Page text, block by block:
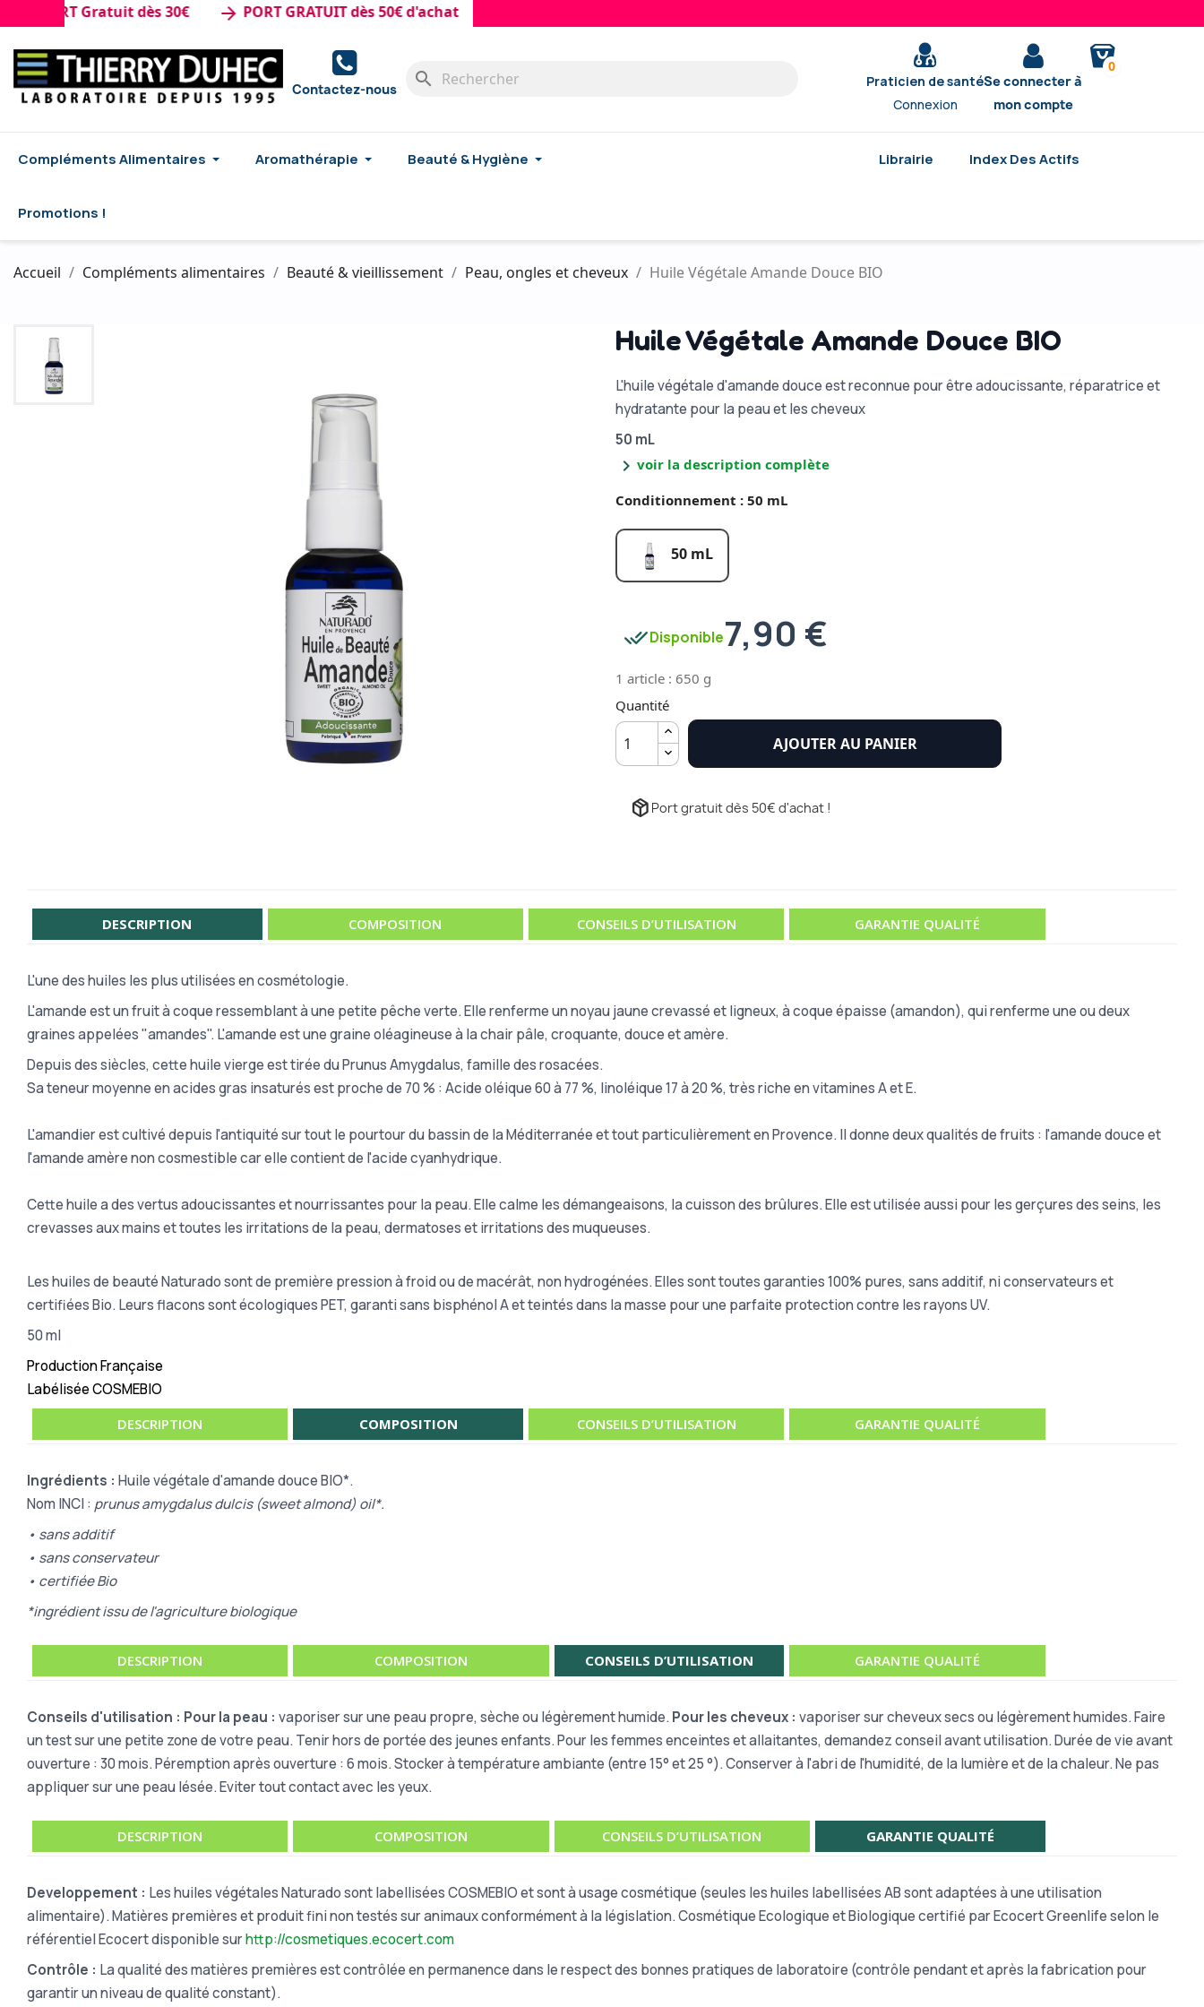
Gratuit dès 30€ arrow_forward PORT GRATUIT dès 50€ d'achat
Contactez-nous search
Praticien de santé
Connexion
Se connecter à
mon compte
0
Compléments Alimentaires Aromathérapie Beauté & Hygiène Librairie Index Des Actifs
Promotions !
Accueil Compléments alimentaires Beauté & vieillissement Peau, ongles et cheveux Huile Végétale Amande Douce BIO
Huile Végétale Amande Douce BIO
L'huile végétale d'amande douce est reconnue pour être adoucissante, réparatrice et
hydratante pour la peau et les cheveux
50 mL
chevron_right voir la description complète
Conditionnement : 50 mL
50 mL
done_allDisponible7,90 €
1 article : 650 g
Quantité
AJOUTER AU PANIER
package_2 Port gratuit dès 50€ d'achat !
DESCRIPTION COMPOSITION CONSEILS D’UTILISATION GARANTIE QUALITÉ
L'une des huiles les plus utilisées en cosmétologie.
L'amande est un fruit à coque ressemblant à une petite pêche verte. Elle renferme un noyau jaune crevassé et ligneux, à coque épaisse (amandon), qui renferme une ou deux
graines appelées "amandes". L'amande est une graine oléagineuse à la chair pâle, croquante, douce et amère.
Depuis des siècles, cette huile vierge est tirée du Prunus Amygdalus, famille des rosacées.
Sa teneur moyenne en acides gras insaturés est proche de 70 % : Acide oléique 60 à 77 %, linoléique 17 à 20 %, très riche en vitamines A et E.
L'amandier est cultivé depuis l'antiquité sur tout le pourtour du bassin de la Méditerranée et tout particulièrement en Provence. Il donne deux qualités de fruits : l'amande douce et
l'amande amère non cosmestible car elle contient de l'acide cyanhydrique.
Cette huile a des vertus adoucissantes et nourrissantes pour la peau. Elle calme les démangeaisons, la cuisson des brûlures. Elle est utilisée aussi pour les gerçures des seins, les
crevasses aux mains et toutes les irritations de la peau, dermatoses et irritations des muqueuses.
Les huiles de beauté Naturado sont de première pression à froid ou de macérât, non hydrogénées. Elles sont toutes garanties 100% pures, sans additif, ni conservateurs et
certifiées Bio. Leurs flacons sont écologiques PET, garanti sans bisphénol A et teintés dans la masse pour une parfaite protection contre les rayons UV.
50 ml
Production Française
Labélisée COSMEBIO
DESCRIPTION COMPOSITION CONSEILS D’UTILISATION GARANTIE QUALITÉ
Ingrédients : Huile végétale d'amande douce BIO*.
Nom INCI : prunus amygdalus dulcis (sweet almond) oil*.
• sans additif
• sansconservateur
• certifiée Bio
*ingrédient issu de l'agriculture biologique
DESCRIPTION COMPOSITION CONSEILS D’UTILISATION GARANTIE QUALITÉ
Conseils d'utilisation : Pour la peau : vaporiser sur une peau propre, sèche ou légèrement humide. Pour les cheveux : vaporiser sur cheveux secs ou légèrement humides. Faire
un test sur une petite zone de votre peau. Tenir hors de portée des jeunes enfants. Pour les femmes enceintes et allaitantes, demandez conseil avant utilisation. Durée de vie avant
ouverture : 30 mois. Péremption après ouverture : 6 mois. Stocker à température ambiante (entre 15° et 25 °). Conserver à l'abri de l'humidité, de la lumière et de la chaleur. Ne pas
appliquer sur une peau lésée. Eviter tout contact avec les yeux.
DESCRIPTION COMPOSITION CONSEILS D’UTILISATION GARANTIE QUALITÉ
Developpement : Les huiles végétales Naturado sont labellisées COSMEBIO et sont à usage cosmétique (seules les huiles labellisées AB sont adaptées à une utilisation
alimentaire). Matières premières et produit fini non testés sur animaux conformément à la législation.Cosmétique Ecologique et Biologique certifié par Ecocert Greenlife selon le
référentiel Ecocert disponible surhttp://cosmetiques.ecocert.com
Contrôle : La qualité des matières premières est contrôlée en permanence dans le respect des bonnes pratiques de laboratoire (contrôle pendant et après la fabrication pour
garantir un niveau de qualité constant).